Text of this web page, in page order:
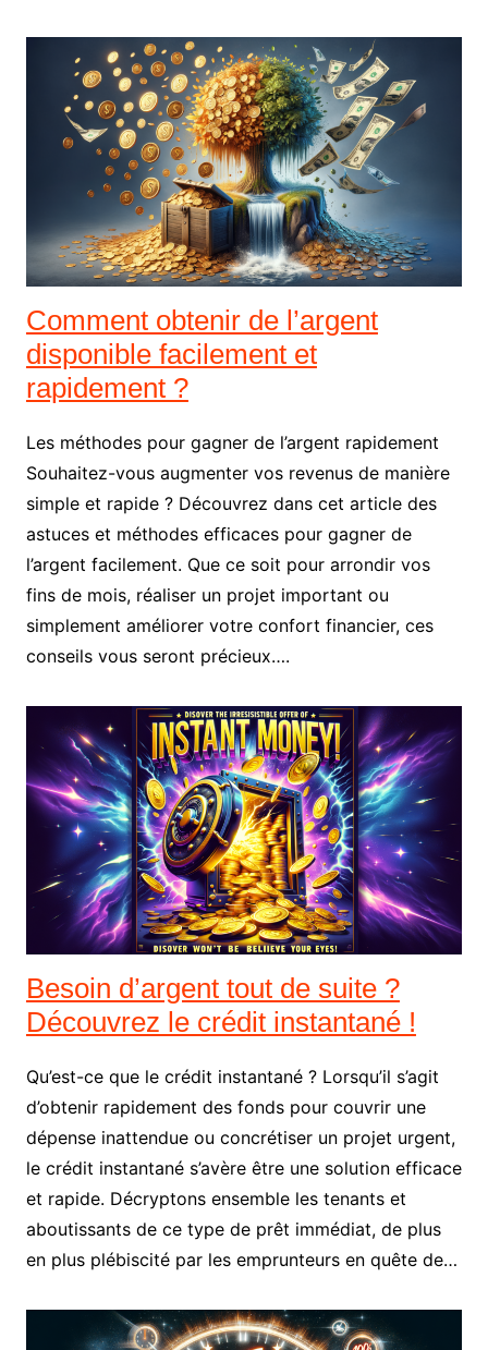
Comment obtenir de l’argent
disponible facilement et
rapidement ?
Les méthodes pour gagner de l’argent rapidement
Souhaitez-vous augmenter vos revenus de manière
simple et rapide ? Découvrez dans cet article des
astuces et méthodes efficaces pour gagner de
l’argent facilement. Que ce soit pour arrondir vos
fins de mois, réaliser un projet important ou
simplement améliorer votre confort financier, ces
conseils vous seront précieux….
Besoin d’argent tout de suite ?
Découvrez le crédit instantané !
Qu’est-ce que le crédit instantané ? Lorsqu’il s’agit
d’obtenir rapidement des fonds pour couvrir une
dépense inattendue ou concrétiser un projet urgent,
le crédit instantané s’avère être une solution efficace
et rapide. Décryptons ensemble les tenants et
aboutissants de ce type de prêt immédiat, de plus
en plus plébiscité par les emprunteurs en quête de…